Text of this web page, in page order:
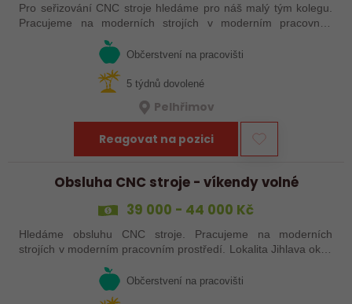
Pro seřizování CNC stroje hledáme pro náš malý tým kolegu.
Pracujeme na moderních strojích v moderním pracovním
prostředí. Pracovistě 5 km od Jihlavy.
Občerstvení na pracovišti
5 týdnů dovolené
Pelhřimov
Reagovat na pozici
Obsluha CNC stroje - víkendy volné
39 000 - 44 000 Kč
Hledáme obsluhu CNC stroje. Pracujeme na moderních
strojích v moderním pracovním prostředí. Lokalita Jihlava okolí
Občerstvení na pracovišti